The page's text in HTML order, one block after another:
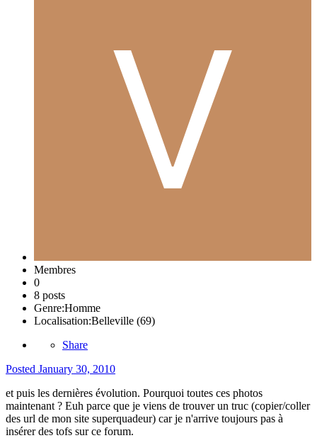
Membres
0
8 posts
Genre:Homme
Localisation:Belleville (69)
Share
Posted January 30, 2010
et puis les dernières évolution. Pourquoi toutes ces photos
maintenant ? Euh parce que je viens de trouver un truc (copier/coller
des url de mon site superquadeur) car je n'arrive toujours pas à
insérer des tofs sur ce forum.